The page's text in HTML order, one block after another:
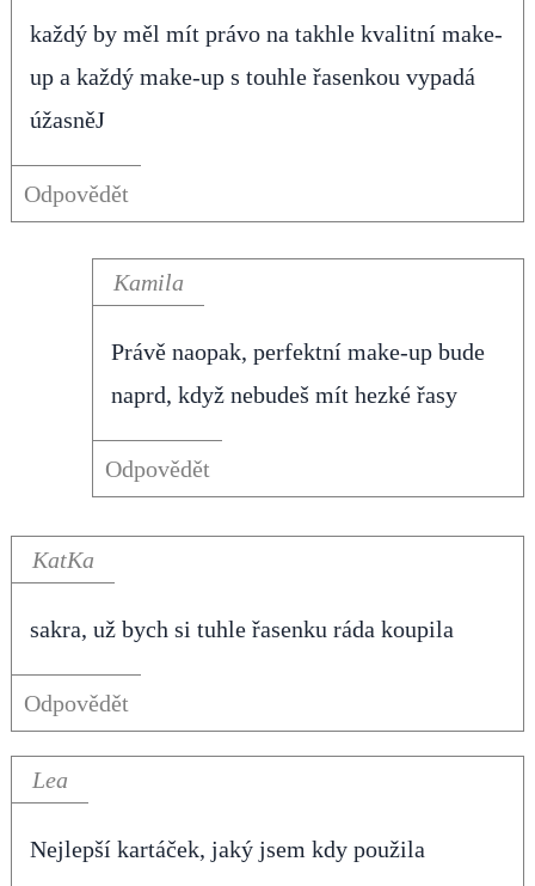
každý by měl mít právo na takhle kvalitní make-
up a každý make-up s touhle řasenkou vypadá
úžasněJ
Odpovědět
Kamila
Právě naopak, perfektní make-up bude
naprd, když nebudeš mít hezké řasy
Odpovědět
KatKa
sakra, už bych si tuhle řasenku ráda koupila
Odpovědět
Lea
Nejlepší kartáček, jaký jsem kdy použila